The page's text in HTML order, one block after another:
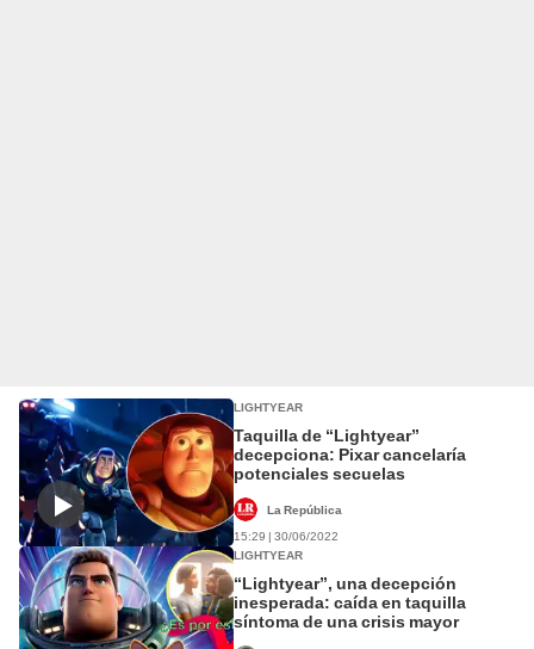
LIGHTYEAR
Taquilla de “Lightyear”
decepciona: Pixar cancelaría
potenciales secuelas
La República
15:29 | 30/06/2022
LIGHTYEAR
“Lightyear”, una decepción
inesperada: caída en taquilla
síntoma de una crisis mayor